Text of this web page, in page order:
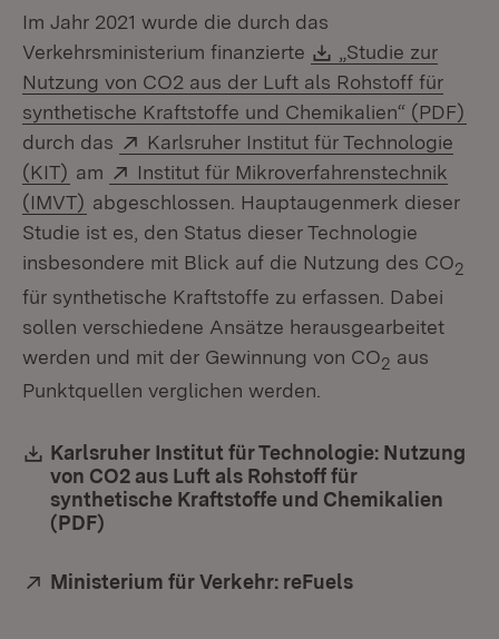
Im Jahr 2021 wurde die durch das
Verkehrsministerium finanzierte
Download:
„Studie zur
Nutzung von CO2 aus der Luft als Rohstoff für
synthetische Kraftstoffe und Chemikalien“ (PDF)
durch das
Extern:
Karlsruher Institut für Technologie
(KIT) (Öffnet in neuem Fenster)
am Extern:
Institut für Mikroverfahrenstechnik
(IMVT) (Öffnet in neuem Fenster)
abgeschlossen. Hauptaugenmerk dieser
Studie ist es, den Status dieser Technologie
insbesondere mit Blick auf die Nutzung des CO2
für synthetische Kraftstoffe zu erfassen. Dabei
sollen verschiedene Ansätze herausgearbeitet
werden und mit der Gewinnung von CO2 aus
Punktquellen verglichen werden.
Download:
Karlsruher Institut für Technologie: Nutzung
von CO2 aus Luft als Rohstoff für
synthetische Kraftstoffe und Chemikalien
(PDF)
Extern:
Ministerium für Verkehr: reFuels